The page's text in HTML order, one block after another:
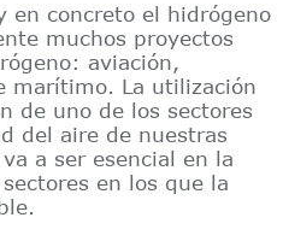
en concreto el hidrógeno
muchos proyectos
aviación,
marítimo. La utilización
de uno de los sectores
del aire de nuestras
a ser esencial en la
en los que la